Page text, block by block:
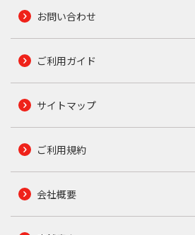
お問い合わせ
ご利用ガイド
サイトマップ
ご利用規約
会社概要